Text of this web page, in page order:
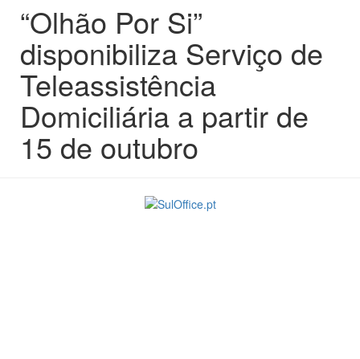
“Olhão Por Si”
disponibiliza Serviço de
Teleassistência
Domiciliária a partir de
15 de outubro